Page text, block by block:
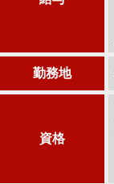
勤務地
資格